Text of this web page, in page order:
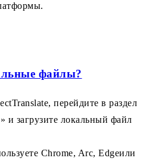
файлы?
перейдите в раздел
и загрузите локальный файл
Chrome, Arc, Edgeили